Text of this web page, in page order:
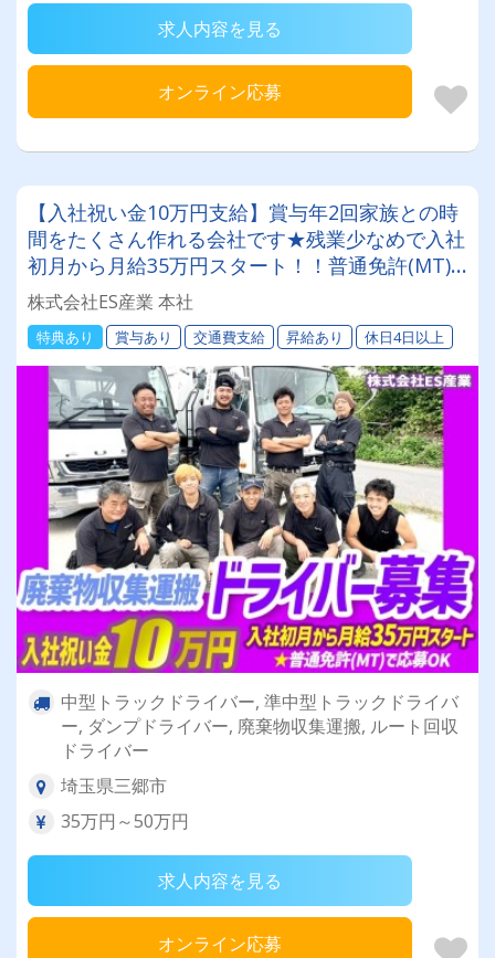
求人内容を見る
オンライン応募
【入社祝い金10万円支給】賞与年2回家族との時
間をたくさん作れる会社です★残業少なめで入社
初月から月給35万円スタート！！普通免許(MT)
があれば応募OK♪
株式会社ES産業 本社
特典あり 賞与あり 交通費支給 昇給あり 休日4日以上
中型トラックドライバー, 準中型トラックドライバ
ー, ダンプドライバー, 廃棄物収集運搬, ルート回収
ドライバー
埼玉県三郷市
35万円～50万円
求人内容を見る
オンライン応募